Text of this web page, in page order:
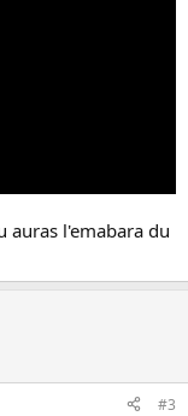
auras l'emabara du
#3